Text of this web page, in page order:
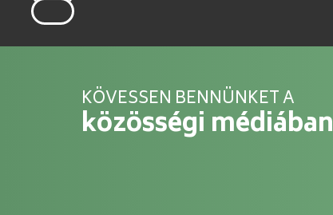
KÖVESSEN BENNÜNKET A
közösségi médiában